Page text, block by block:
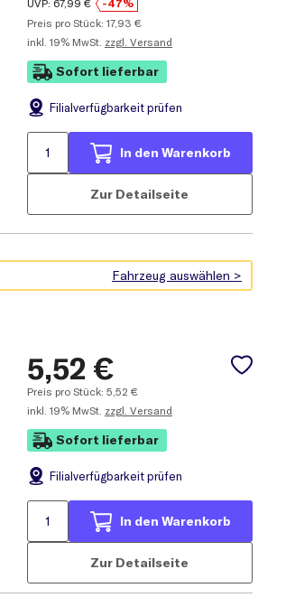
UVP: 67,99 €
-47%
Preis pro Stück: 17,93 €
inkl. 19% MwSt. zzgl. Versand
Sofort lieferbar
Filialverfügbarkeit prüfen
In den Warenkorb
Zur Detailseite
5,52€
Preis pro Stück: 5,52 €
inkl. 19% MwSt. zzgl. Versand
Sofort lieferbar
Filialverfügbarkeit prüfen
In den Warenkorb
Zur Detailseite